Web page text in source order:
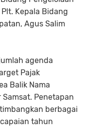
Kepala Bidang
Agus Salim
agenda
Pajak
Balik Nama
Samsat. Penetapan
berbagai
tahun